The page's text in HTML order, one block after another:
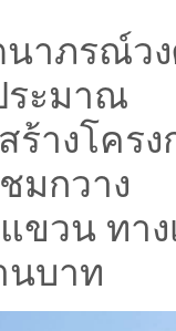
าภรณ์ว
ระมาณ
างโคร
มกวาง
ขวน ทา
นบาท